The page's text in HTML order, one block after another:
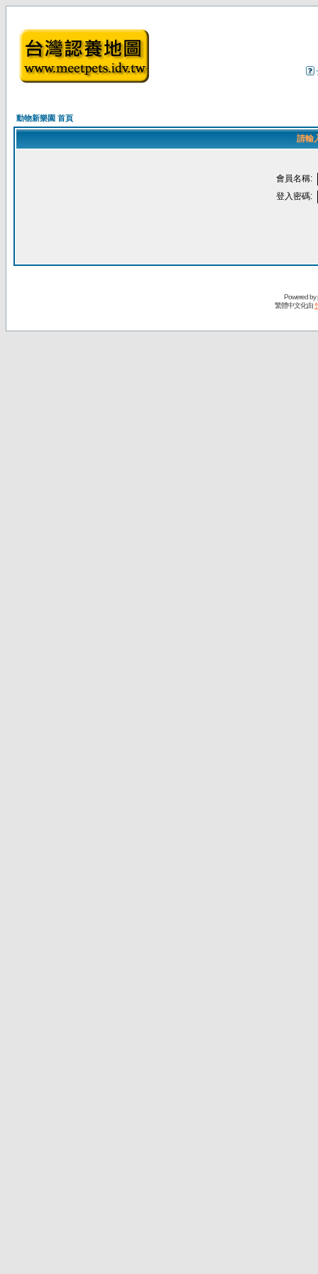
動物新樂園 首頁
請輸
會員名稱:
登入密碼:
Powered by
繁體中文化由